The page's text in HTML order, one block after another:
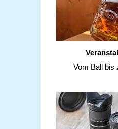
Vom Ball bis